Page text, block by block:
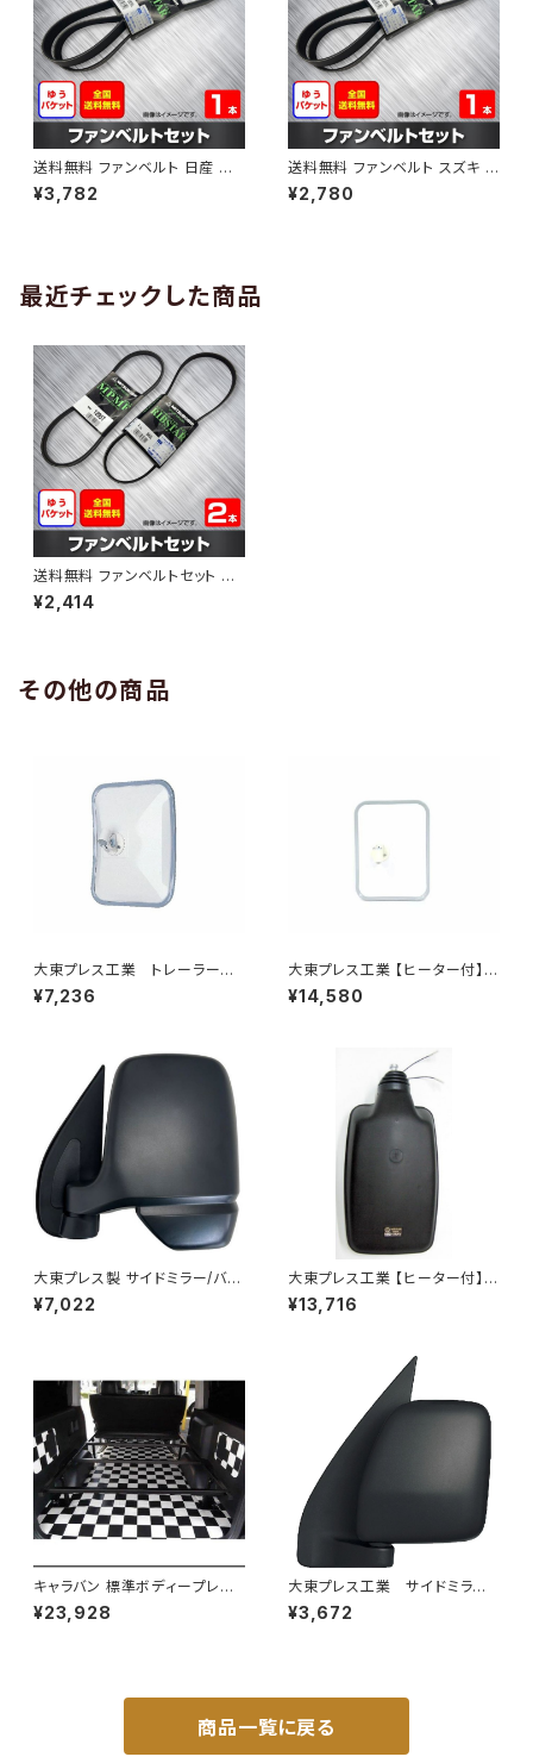
送料無料 ファンベルト 日産 キ
ューブ 型式Z12 H20.11～H24.
10 （国内トップメーカー） 1本 H
¥3,782
送料無料 ファンベルト スズキ ワ
ゴンR 型式MH34S H24.09～
H29.02 （国内トップメーカー）
¥2,780
最近チェックした商品
送料無料 ファンベルトセット ホ
ンダ アクティ 型式HH6 H11.06
～ （国内トップメーカー） 2本セ
¥2,414
その他の商品
大東プレス工業 トレーラーミ
ラー UD L013 NS角型
左 DI-58
¥7,236
大東プレス工業 【ヒーター付】
サイドミラー/バックミラー トレ
¥14,580
大東プレス製 サイドミラー/バッ
クミラー左 (助手席側) アクティ
トラック HA6 HA7 DI-650
¥7,022
大東プレス工業 【ヒーター付】
ハイウェイミラー R1000 326×
206 リモコン無 ヒーター付 DI-
¥13,716
キャラバン 標準ボディープレミ
アムＧＸ/ＧＸライダ～用ベッドキ
ットフレーム GZ100-1
¥23,928
大東プレス工業 サイドミラー/
バックミラーダイハツ ハイゼッ
トカーゴ 左 06年～ DI-64
¥3,672
商品一覧に戻る